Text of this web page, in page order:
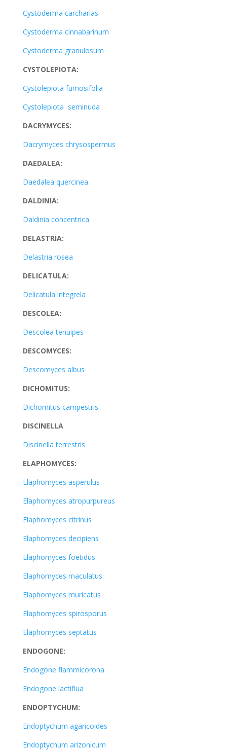
Cystoderma carcharias
Cystoderma cinnabarinum
Cystoderma granulosum
CYSTOLEPIOTA:
Cystolepiota fumosifolia
Cystolepiota seminuda
DACRYMYCES:
Dacrymyces chrysospermus
DAEDALEA:
Daedalea quercinea
DALDINIA:
Daldinia concentrica
DELASTRIA:
Delastria rosea
DELICATULA:
Delicatula integrela
DESCOLEA:
Descolea tenuipes
DESCOMYCES:
Descomyces albus
DICHOMITUS:
Dichomitus campestris
DISCINELLA
Discinella terrestris
ELAPHOMYCES:
Elaphomyces asperulus
Elaphomyces atropurpureus
Elaphomyces citrinus
Elaphomyces decipiens
Elaphomyces foetidus
Elaphomyces maculatus
Elaphomyces muricatus
Elaphomyces spirosporus
Elaphomyces septatus
ENDOGONE:
Endogone flammicorona
Endogone lactiflua
ENDOPTYCHUM:
Endoptychum agaricoides
Endoptychum arizonicum